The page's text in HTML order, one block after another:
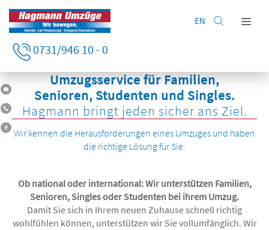
EN
0731/946 10 - 0
Home
Firmenumzug
Leistungen
Umzugsservice für Familien,
Senioren, Studenten und Singles.
Hagmann bringt jeden sicher ans Ziel.
Wir kennen die Herausforderungen eines Umzuges und haben
die richtige Lösung für Sie.
Ob national oder international: Wir unterstützen Familien,
Senioren, Singles oder Studenten bei ihrem Umzug.
Damit Sie sich in Ihrem neuen Zuhause schnell richtig
wohlfühlen können, unterstützen wir Sie vollumfänglich. Wir